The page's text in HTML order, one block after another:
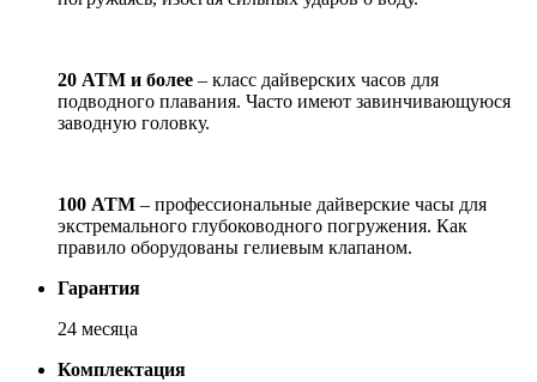
20 АТМ и более – класс дайверских часов для
подводного плавания. Часто имеют завинчивающуюся
заводную головку.
100 АТМ – профессиональные дайверские часы для
экстремального глубоководного погружения. Как
правило оборудованы гелиевым клапаном.
Гарантия
24 месяца
Комплектация